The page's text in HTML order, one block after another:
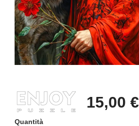
15,00 €
Quantità